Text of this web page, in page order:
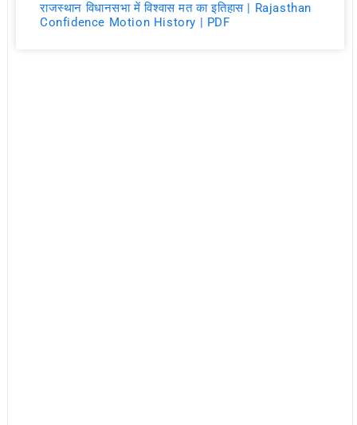
राजस्थान विधानसभा में विश्वास मत का इतिहास | Rajasthan
Confidence Motion History | PDF